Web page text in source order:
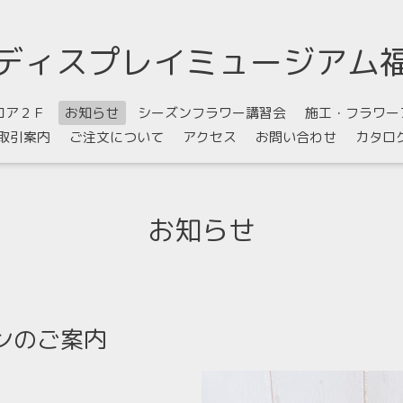
ィスプレイミュージアム
ア２Ｆ お知らせ シーズンフラワー講習会
施工・フラワ
引案内
ご注文について アクセス お問い合わせ カタロ
お知らせ
のご案内